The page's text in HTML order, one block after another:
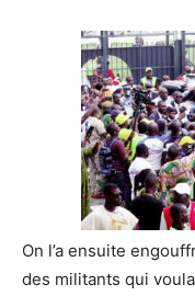
On l’a ensuite
des militants qui